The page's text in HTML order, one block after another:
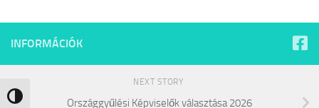
Nagy kontraszt váltása
INFORMÁCIÓK
NEXT STORY
Országgyűlési Képviselők választása 2026